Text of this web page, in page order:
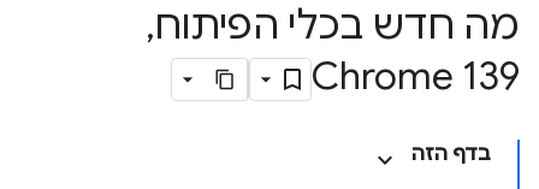
מה חדש בכלי הפיתוח,
Chrome 139
בדף הזה